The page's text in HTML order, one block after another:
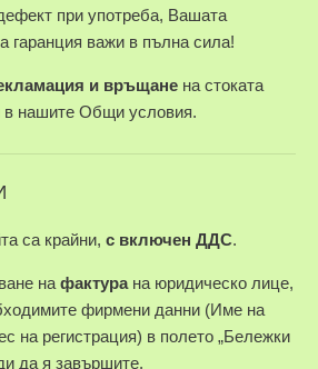
при употреба, Вашата
гаранция важи в пълна сила!
и връщане на стоката
в нашите Общи условия.
са крайни, с включен ДДС.
на фактура на юридическо лице,
фирмени данни (Име на
на регистрация) в полето „Бележки
да я завършите.